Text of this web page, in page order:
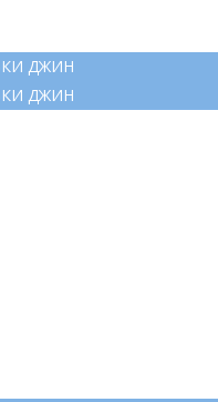
ДЖИН
ДЖИН